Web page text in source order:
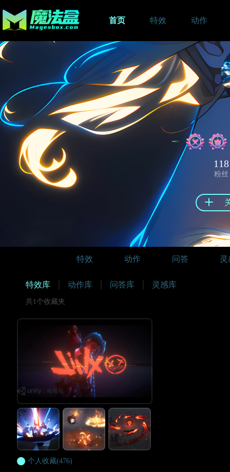
首页 特效 动作
118
粉丝
特效 动作 问答 灵
特效库 动作库 问答库 灵感库
共1个收藏夹
个人收藏(476)